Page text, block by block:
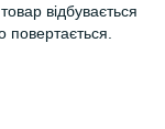
відбувається
повертається.